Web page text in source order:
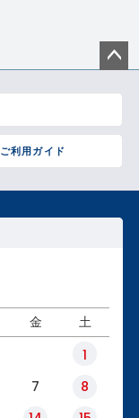
ご利用ガイド
ジト
へ
金 土
1
7
8